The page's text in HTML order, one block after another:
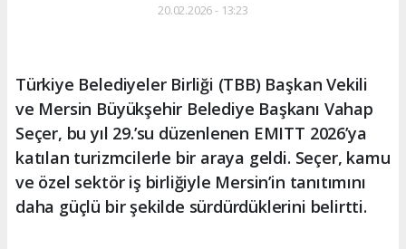
20.02.2026 - 13:23
Türkiye Belediyeler Birliği (TBB) Başkan Vekili
ve Mersin Büyükşehir Belediye Başkanı Vahap
Seçer, bu yıl 29.’su düzenlenen EMITT 2026’ya
katılan turizmcilerle bir araya geldi. Seçer, kamu
ve özel sektör iş birliğiyle Mersin’in tanıtımını
daha güçlü bir şekilde sürdürdüklerini belirtti.